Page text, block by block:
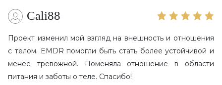
Cali88
Проект изменил мой взгляд на внешность и отношения
с телом. EMDR помогли быть стать более устойчивой и
менее тревожной. Поменяла отношение в области
питания и заботы о теле. Спасибо!